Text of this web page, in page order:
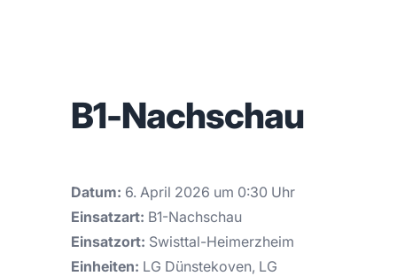
B1-Nachschau
Datum: 6. April 2026 um 0:30 Uhr
Einsatzart: B1-Nachschau
Einsatzort: Swisttal-Heimerzheim
Einheiten: LG Dünstekoven, LG